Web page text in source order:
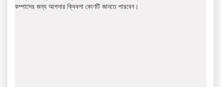
কম্পাসের জন্য আপনার ক্বিবলা কোণটি জানতে পারবেন।